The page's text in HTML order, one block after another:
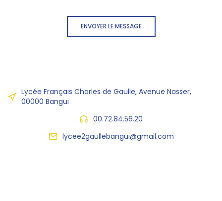
ENVOYER LE MESSAGE
Lycée Français Charles de Gaulle, Avenue Nasser,
00000 Bangui
00.72.84.56.20
lycee2gaullebangui@gmail.com